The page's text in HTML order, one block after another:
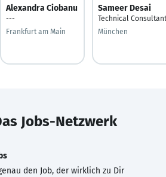
Alexandra Ciobanu
---
Frankfurt am Main
Sameer Desai
Technical Consultant
München
Jobs-Netzwerk
den Job, der wirklich zu Dir